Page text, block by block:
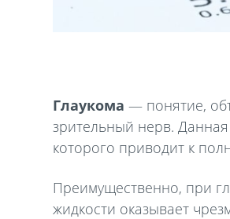
Глаукома — понятие,
зрительный нерв.
которого приводит к
Преимущественно, при
жидкости оказывает